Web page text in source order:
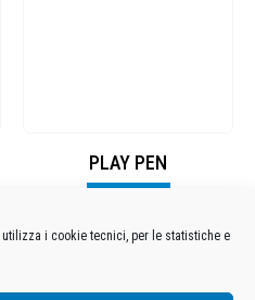
utilizza i cookie tecnici, per le statistiche e
PLAY PEN
Utilizzo-Cookies-Privacy